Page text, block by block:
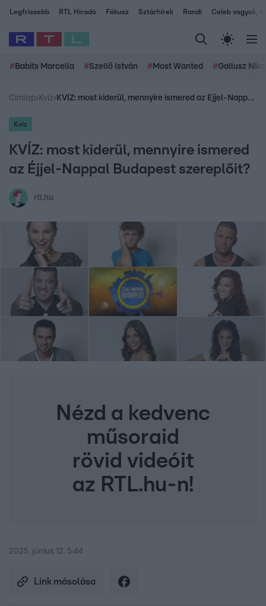
Legfrissebb RTL Híradó Fókusz Sztárhírek Randi Celeb vagyok,
# Babits Marcella #Szellő István # Most Wanted #Gallusz
Címlap› Kvíz› KVÍZ: most kiderül, mennyire ismered az Éjjel-Nappal Budapest szereplőit?
Kvíz
KVÍZ: most kiderül, mennyire ismered
az Éjjel-Nappal Budapest szereplőit?
rtl.hu
Nézd a kedvenc
műsoraid
rövid videóit
az RTL.hu-n!
2025. június 12. 5:44
Link másolása